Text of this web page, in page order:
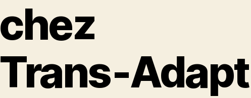
chez
Trans‑Adapt